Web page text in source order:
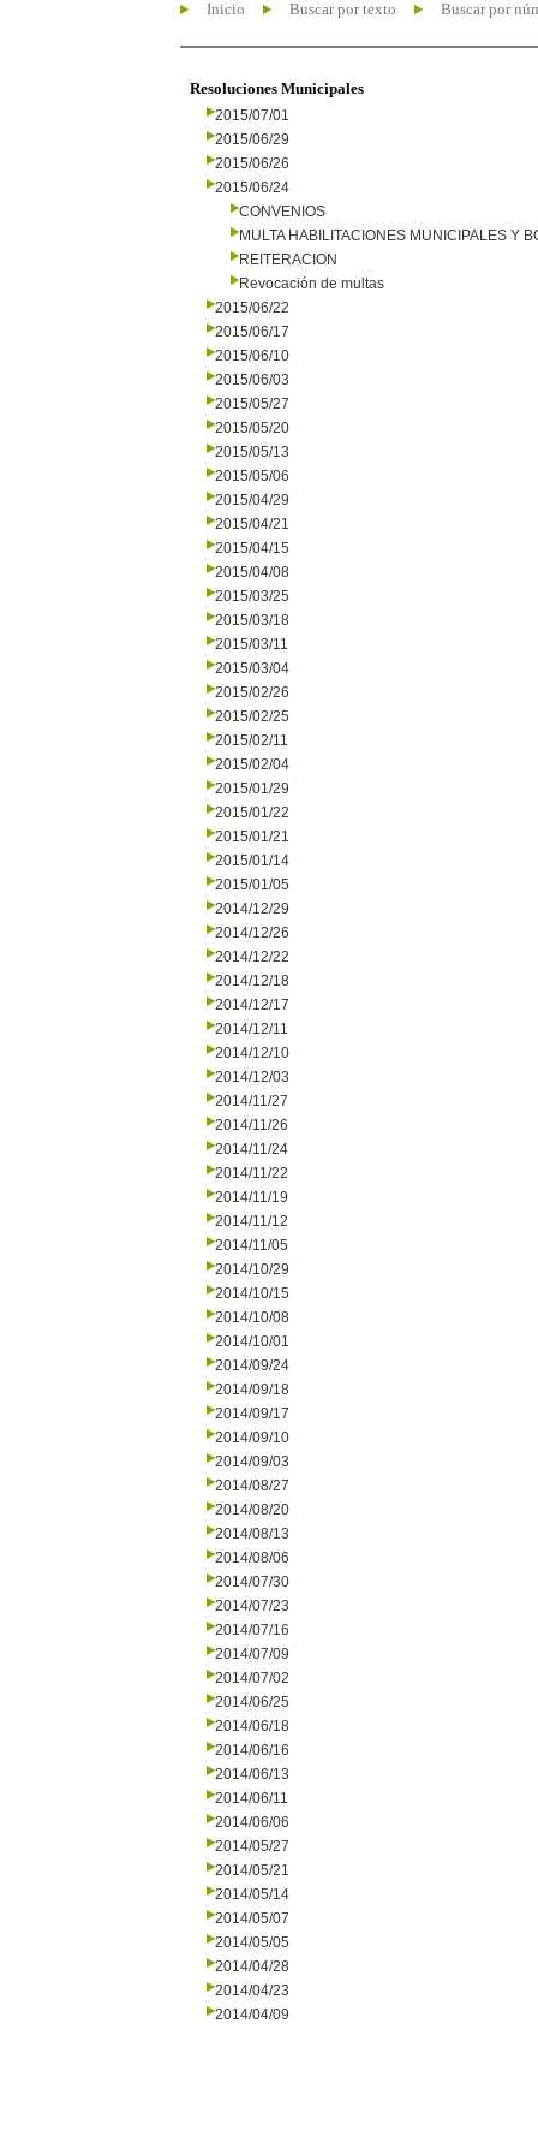
Inicio Buscar por texto Buscar por
Resoluciones Municipales
2015/07/01
2015/06/29
2015/06/26
2015/06/24
CONVENIOS
MULTA HABILITACIONES MUNICIPALES Y
REITERACION
Revocación de multas
2015/06/22
2015/06/17
2015/06/10
2015/06/03
2015/05/27
2015/05/20
2015/05/13
2015/05/06
2015/04/29
2015/04/21
2015/04/15
2015/04/08
2015/03/25
2015/03/18
2015/03/11
2015/03/04
2015/02/26
2015/02/25
2015/02/11
2015/02/04
2015/01/29
2015/01/22
2015/01/21
2015/01/14
2015/01/05
2014/12/29
2014/12/26
2014/12/22
2014/12/18
2014/12/17
2014/12/11
2014/12/10
2014/12/03
2014/11/27
2014/11/26
2014/11/24
2014/11/22
2014/11/19
2014/11/12
2014/11/05
2014/10/29
2014/10/15
2014/10/08
2014/10/01
2014/09/24
2014/09/18
2014/09/17
2014/09/10
2014/09/03
2014/08/27
2014/08/20
2014/08/13
2014/08/06
2014/07/30
2014/07/23
2014/07/16
2014/07/09
2014/07/02
2014/06/25
2014/06/18
2014/06/16
2014/06/13
2014/06/11
2014/06/06
2014/05/27
2014/05/21
2014/05/14
2014/05/07
2014/05/05
2014/04/28
2014/04/23
2014/04/09